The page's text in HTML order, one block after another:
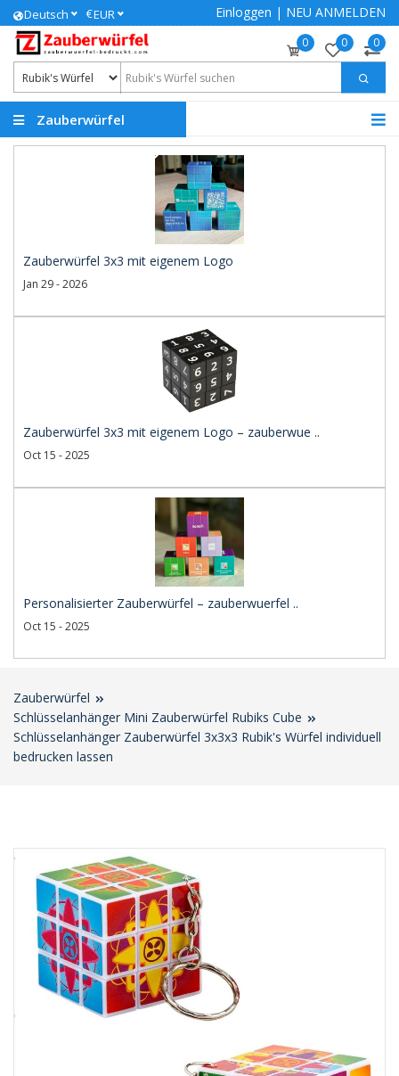
Deutsch €EUR Einloggen | NEU ANMELDEN
0 0 0
Zauberwürfel
Zauberwürfel 3x3 mit eigenem Logo
Jan 29 - 2026
Zauberwürfel 3x3 mit eigenem Logo – zauberwue ..
Oct 15 - 2025
Personalisierter Zauberwürfel – zauberwuerfel ..
Oct 15 - 2025
Zauberwürfel
Schlüsselanhänger Mini Zauberwürfel Rubiks Cube
Schlüsselanhänger Zauberwürfel 3x3x3 Rubik's Würfel individuell
bedrucken lassen